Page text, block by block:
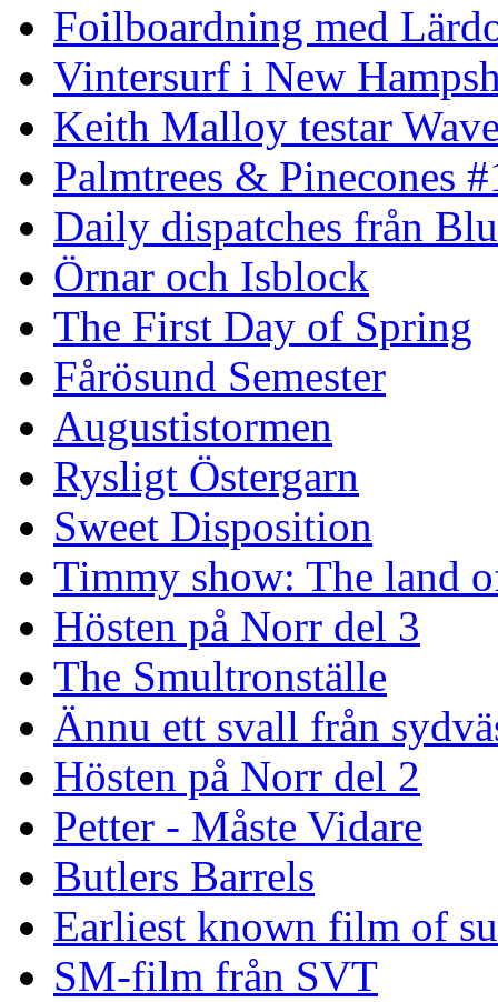
Foilboardning med
Vintersurf i New
Keith Malloy testar
Palmtrees & Pinecones
Daily dispatches från
Örnar och Isblock
The First Day of Spring
Fårösund Semester
Augustistormen
Rysligt Östergarn
Sweet Disposition
Timmy show: The land
Hösten på Norr del 3
The Smultronställe
Ännu ett svall från
Hösten på Norr del 2
Petter - Måste Vidare
Butlers Barrels
Earliest known film of
SM-film från SVT